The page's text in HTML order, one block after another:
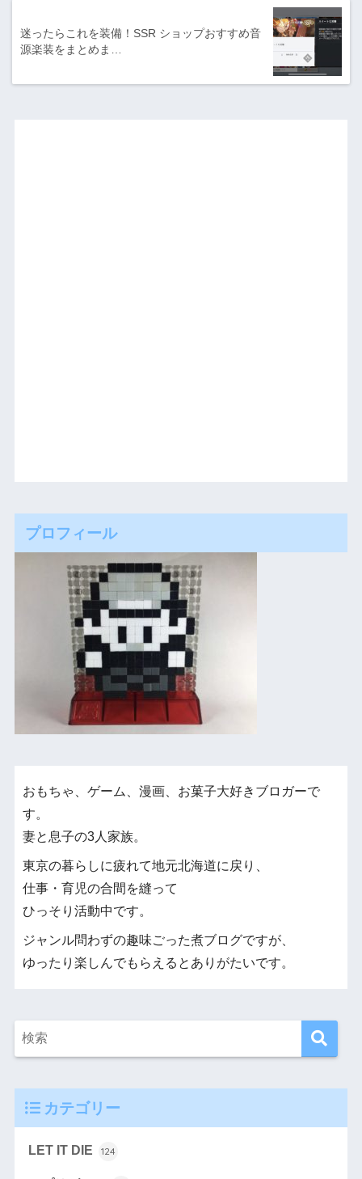
迷ったらこれを装備！SSR ショップおすすめ音
源楽装をまとめま…
プロフィール
おもちゃ、ゲーム、漫画、お菓子大好きブロガーで
す。
妻と息子の3人家族。
東京の暮らしに疲れて地元北海道に戻り、
仕事・育児の合間を縫って
ひっそり活動中です。
ジャンル問わずの趣味ごった煮ブログですが、
ゆったり楽しんでもらえるとありがたいです。
カテゴリー
LET IT DIE 124